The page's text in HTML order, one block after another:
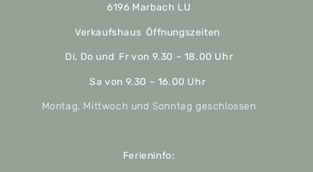
6196 Marbach LU
Verkaufshaus Öffnungszeiten
Di, Do und Fr von 9.30 – 18.00 Uhr
Sa von 9.30 – 16.00 Uhr
Montag, Mittwoch und Sonntag geschlossen
Ferieninfo: